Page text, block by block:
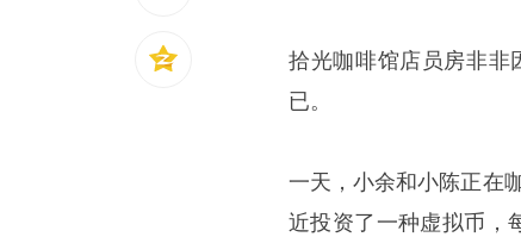
拾光咖啡馆店员房非非
已。
一天，小余和小陈正在
近投资了一种虚拟币，